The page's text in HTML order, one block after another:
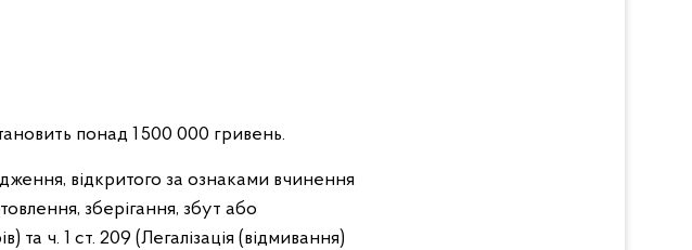
понад 1 500 000 гривень.
відкритого за ознаками вчинення
зберігання, збут або
ч. 1 ст. 209 (Легалізація (відмивання)